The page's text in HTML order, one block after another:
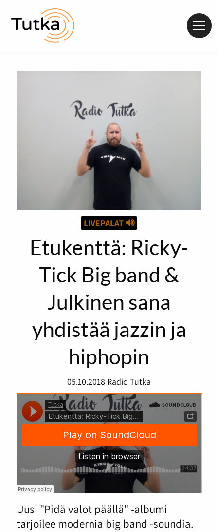
LIVEPALAT
Etukenttä: Ricky-
Tick Big band &
Julkinen sana
yhdistää jazzin ja
hiphopin
05.10.2018 Radio Tutka
Uusi "Pidä valot päällä" -albumi
tarjoilee modernia big band -soundia.